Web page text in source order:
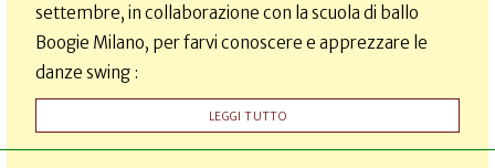
settembre, in collaborazione con la scuola di ballo
Boogie Milano, per farvi conoscere e apprezzare le
danze swing :
LEGGI TUTTO